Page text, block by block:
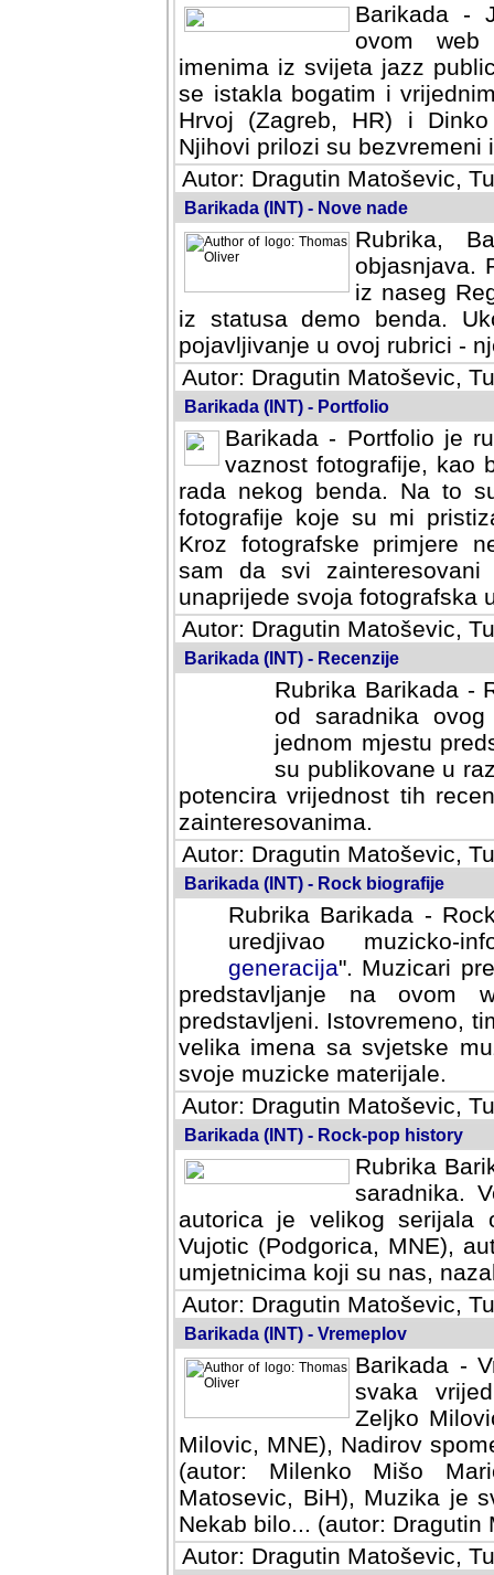
Barikada -
ovom web
imenima iz svijeta jazz
se istakla bogatim i
Hrvoj (Zagreb, HR) i
Njihovi prilozi su bezvremeni
Autor: Dragutin Matoševic,
Barikada (INT) - Nove nade
Rubrika,
objasnjava.
iz naseg
iz statusa demo benda.
pojavljivanje u ovoj rubrici -
Autor: Dragutin Matoševic,
Barikada (INT) - Portfolio
Barikada - Portfolio je
vaznost fotografije, kao
rada nekog benda. Na to
fotografije koje su mi
fotografske primjere
svi zainteresovani
svoja fotografska umijeca.
Autor: Dragutin Matoševic,
Barikada (INT) - Recenzije
Rubrika Barikada -
od saradnika
jednom mjestu
su publikovane u
potencira vrijednost tih
zainteresovanima.
Autor: Dragutin Matoševic,
Barikada (INT) - Rock biografije
Rubrika Barikada -
uredjivao muzicko-
Muzicari predstavljeni u
na ovom web portalu
Istovremeno, tim nacinom
sa svjetske muzicke scene
materijale.
Autor: Dragutin Matoševic,
Barikada (INT) - Rock-pop history
Rubrika
saradnika.
autorica je velikog serijala
Vujotic (Podgorica, MNE),
umjetnicima koji su nas,
Autor: Dragutin Matoševic,
Barikada (INT) - Vremeplov
Barikada -
svaka
Milovic,
MNE), Nadirov spomenar
Milenko Mišo Maric, UK),
Muzika je svirala (autor:
(autor: Dragutin Matosevic,
Autor: Dragutin Matoševic,